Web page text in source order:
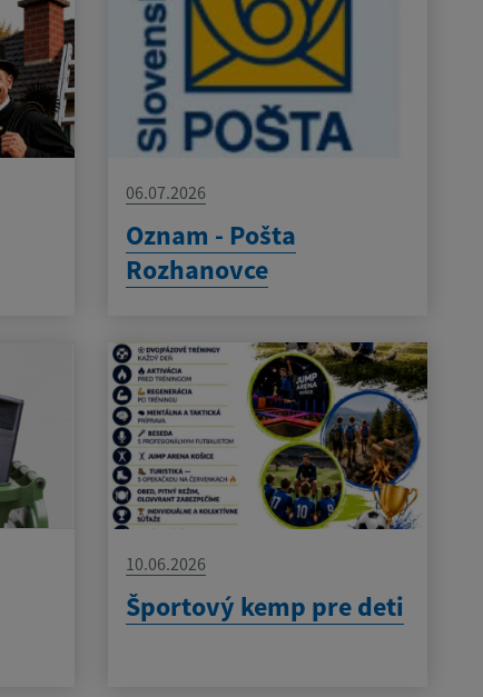
06.07.2026
Oznam - Pošta
Rozhanovce
10.06.2026
Športový kemp pre deti